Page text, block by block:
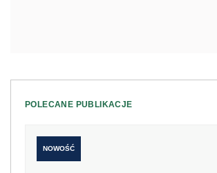
POLECANE PUBLIKACJE
NOWOŚĆ